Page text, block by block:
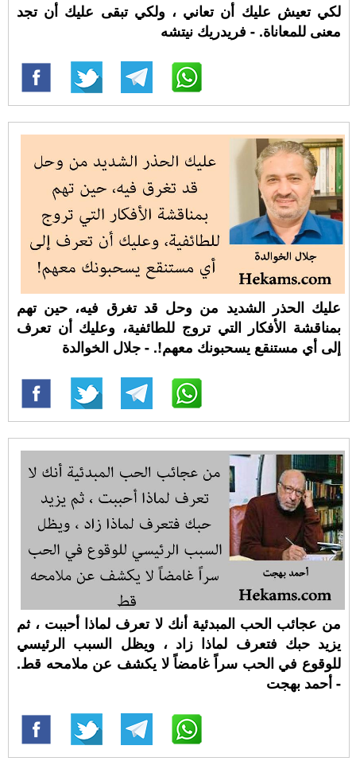
لكي تعيش عليك أن تعاني ، ولكي تبقى عليك أن تجد
معنى للمعاناة. - فريدريك نيتشه
عليك الحذر الشديد من وحل قد تغرق فيه، حين تهم
بمناقشة الأفكار التي تروج للطائفية، وعليك أن تعرف
إلى أي مستنقع يسحبونك معهم!. - جلال الخوالدة
من عجائب الحب المبدئية أنك لا تعرف لماذا أحببت ، ثم
يزيد حبك فتعرف لماذا زاد ، ويظل السبب الرئيسي
للوقوع في الحب سراً غامضاً لا يكشف عن ملامحه قط.
- أحمد بهجت